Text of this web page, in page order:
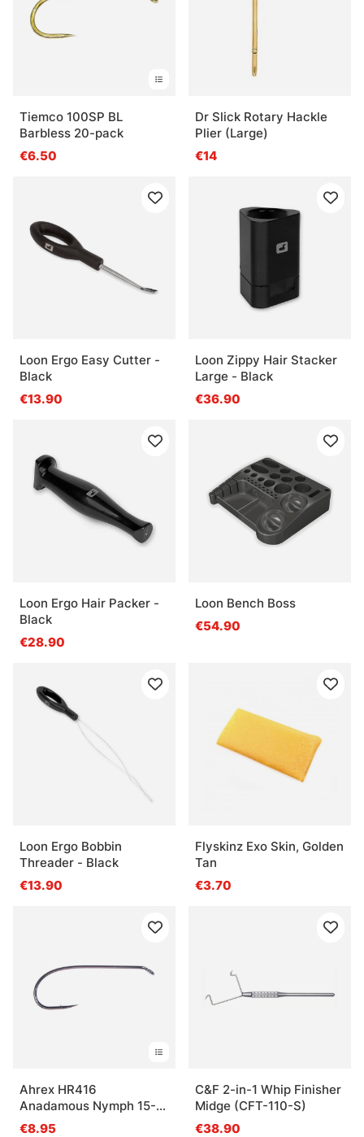
Tiemco 100SP BL
Barbless 20-pack
€6.50
Dr Slick Rotary Hackle
Plier (Large)
€14
Loon Ergo Easy Cutter -
Black
€13.90
Loon Zippy Hair Stacker
Large - Black
€36.90
Loon Ergo Hair Packer -
Black
€28.90
Loon Bench Boss
€54.90
Loon Ergo Bobbin
Threader - Black
€13.90
Flyskinz Exo Skin, Golden
Tan
€3.70
Ahrex HR416
Anadamous Nymph 15-
pack
€8.95
C&F 2-in-1 Whip Finisher
Midge (CFT-110-S)
€38.90